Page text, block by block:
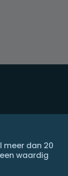
meer dan 20
waardig